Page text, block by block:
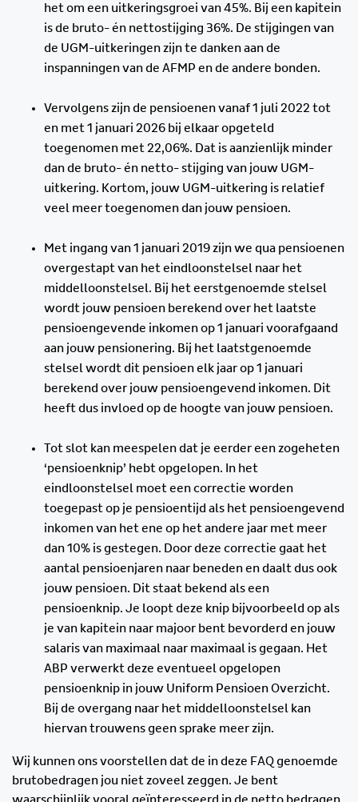
het om een uitkeringsgroei van 45%. Bij een kapitein
is de bruto- én nettostijging 36%. De stijgingen van
de UGM-uitkeringen zijn te danken aan de
inspanningen van de AFMP en de andere bonden.
Vervolgens zijn de pensioenen vanaf 1 juli 2022 tot
en met 1 januari 2026 bij elkaar opgeteld
toegenomen met 22,06%. Dat is aanzienlijk minder
dan de bruto- én netto- stijging van jouw UGM-
uitkering. Kortom, jouw UGM-uitkering is relatief
veel meer toegenomen dan jouw pensioen.
Met ingang van 1 januari 2019 zijn we qua pensioenen
overgestapt van het eindloonstelsel naar het
middelloonstelsel. Bij het eerstgenoemde stelsel
wordt jouw pensioen berekend over het laatste
pensioengevende inkomen op 1 januari voorafgaand
aan jouw pensionering. Bij het laatstgenoemde
stelsel wordt dit pensioen elk jaar op 1 januari
berekend over jouw pensioengevend inkomen. Dit
heeft dus invloed op de hoogte van jouw pensioen.
Tot slot kan meespelen dat je eerder een zogeheten
‘pensioenknip’ hebt opgelopen. In het
eindloonstelsel moet een correctie worden
toegepast op je pensioentijd als het pensioengevend
inkomen van het ene op het andere jaar met meer
dan 10% is gestegen. Door deze correctie gaat het
aantal pensioenjaren naar beneden en daalt dus ook
jouw pensioen. Dit staat bekend als een
pensioenknip. Je loopt deze knip bijvoorbeeld op als
je van kapitein naar majoor bent bevorderd en jouw
salaris van maximaal naar maximaal is gegaan. Het
ABP verwerkt deze eventueel opgelopen
pensioenknip in jouw Uniform Pensioen Overzicht.
Bij de overgang naar het middelloonstelsel kan
hiervan trouwens geen sprake meer zijn.
Wij kunnen ons voorstellen dat de in deze FAQ genoemde
brutobedragen jou niet zoveel zeggen. Je bent
waarschijnlijk vooral geïnteresseerd in de netto bedragen